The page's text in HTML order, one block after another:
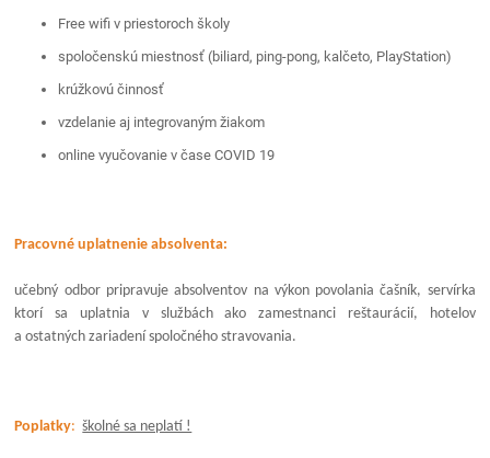
Free wifi v priestoroch školy
spoločenskú miestnosť (biliard, ping-pong, kalčeto, PlayStation)
krúžkovú činnosť
vzdelanie aj integrovaným žiakom
online vyučovanie v čase COVID 19
Pracovné uplatnenie absolventa:
učebný odbor pripravuje absolventov na výkon povolania čašník, servírka
ktorí sa uplatnia v službách ako zamestnanci reštaurácií, hotelov
a ostatných zariadení spoločného stravovania.
Poplatky: školné sa neplatí !